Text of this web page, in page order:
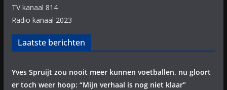
TV kanaal 814
Radio kanaal 2023
Laatste berichten
Yves Spruijt zou nooit meer kunnen voetballen, nu gloort
er toch weer hoop: “Mijn verhaal is nog niet klaar”